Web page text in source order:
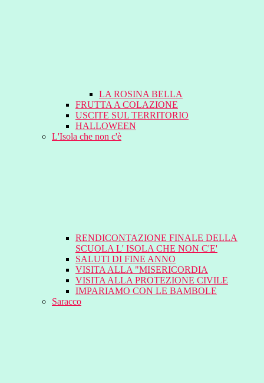
LA ROSINA BELLA
FRUTTA A COLAZIONE
USCITE SUL TERRITORIO
HALLOWEEN
L'Isola che non c'è
RENDICONTAZIONE FINALE DELLA
SCUOLA L' ISOLA CHE NON C'E'
SALUTI DI FINE ANNO
VISITA ALLA "MISERICORDIA
VISITA ALLA PROTEZIONE CIVILE
IMPARIAMO CON LE BAMBOLE
Saracco